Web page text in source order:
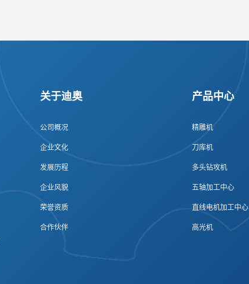
关于迪奥
公司概况
企业文化
发展历程
企业风貌
荣誉资质
合作伙伴
产品中心
精雕机
刀库机
多头钻攻机
五轴加工中心
直线电机加工中心
高光机